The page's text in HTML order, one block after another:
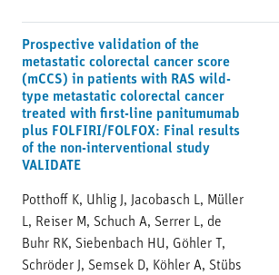
Prospective validation of the
metastatic colorectal cancer score
(mCCS) in patients with RAS wild-
type metastatic colorectal cancer
treated with first-line panitumumab
plus FOLFIRI/FOLFOX: Final results
of the non-interventional study
VALIDATE
Potthoff K, Uhlig J, Jacobasch L, Müller
L, Reiser M, Schuch A, Serrer L, de
Buhr RK, Siebenbach HU, Göhler T,
Schröder J, Semsek D, Köhler A, Stübs